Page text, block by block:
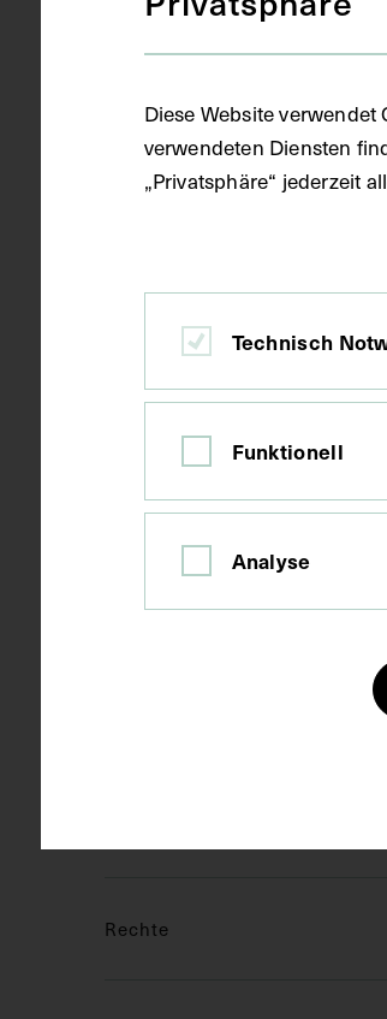
Gegenstand
Datierung
Rechte
Diese Website
verwendeten Diensten
„Privatsphäre“ jederzeit
Technisch
Funktionell
Analyse